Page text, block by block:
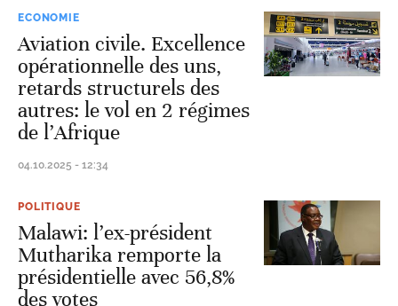
ECONOMIE
Aviation civile. Excellence
opérationnelle des uns,
retards structurels des
autres: le vol en 2 régimes
de l’Afrique
04.10.2025 - 12:34
POLITIQUE
Malawi: l’ex-président
Mutharika remporte la
présidentielle avec 56,8%
des votes